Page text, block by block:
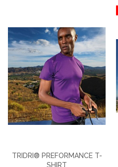
TRIDRI® PREFORMANCE T-
SHIRT